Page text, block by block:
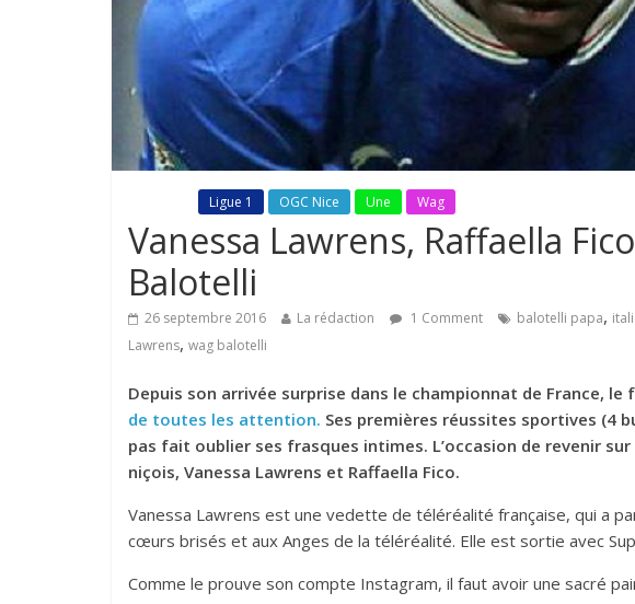
Ligue 1 OGC Nice Une Wag
Vanessa Lawrens, Raffaella
Balotelli
26 septembre 2016 La rédaction 1 Comment balotelli papa,
Lawrens, wag balotelli
Depuis son arrivée surprise dans le championnat de France,
de toutes les attention. Ses premières réussites sportives (4
pas fait oublier ses frasques intimes. L’occasion de revenir
niçois, Vanessa Lawrens et Raffaella Fico.
Vanessa Lawrens est une vedette de téléréalité française, qui a
cœurs brisés et aux Anges de la téléréalité. Elle est sortie avec
Comme le prouve son compte Instagram, il faut avoir une sacré